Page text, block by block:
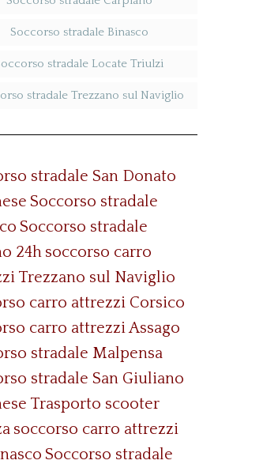
Soccorso stradale Binasco
stradale Locate Triulzi
stradale Trezzano sul Naviglio
stradale San Donato
Soccorso stradale
Soccorso stradale
24h soccorso carro
Trezzano sul Naviglio
carro attrezzi Corsico
carro attrezzi Assago
stradale Malpensa
stradale San Giuliano
Trasporto scooter
soccorso carro attrezzi
Soccorso stradale